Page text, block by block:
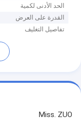
الحد الأدنى لكمية
القدرة على العرض
تفاصيل التغليف
Miss. ZUO